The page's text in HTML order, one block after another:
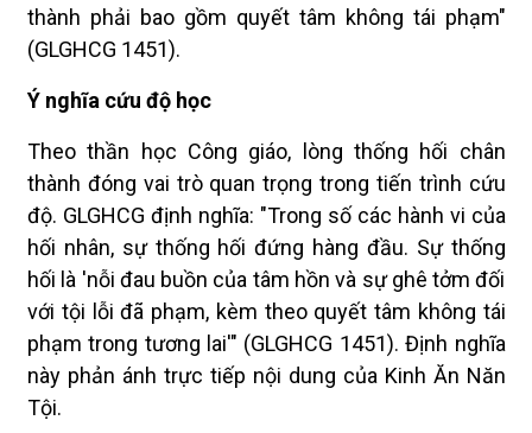
thành phải bao gồm quyết tâm không tái phạm"
(GLGHCG 1451).
Ý nghĩa cứu độ học
Theo thần học Công giáo, lòng thống hối chân
thành đóng vai trò quan trọng trong tiến trình cứu
độ. GLGHCG định nghĩa: "Trong số các hành vi của
hối nhân, sự thống hối đứng hàng đầu. Sự thống
hối là 'nỗi đau buồn của tâm hồn và sự ghê tởm đối
với tội lỗi đã phạm, kèm theo quyết tâm không tái
phạm trong tương lai'" (GLGHCG 1451). Định nghĩa
này phản ánh trực tiếp nội dung của Kinh Ăn Năn
Tội.